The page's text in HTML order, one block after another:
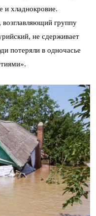
и хладнокровие.
группу
не сдерживает
потеряли в одночасье